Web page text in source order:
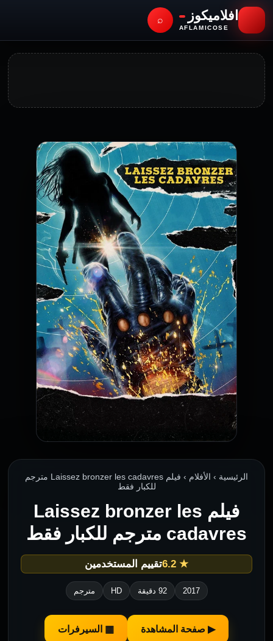
افلاميكوز
AFLAMICOSE
⌕
الرئيسية › الأفلام › فيلم Laissez bronzer les cadavres مترجم
للكبار فقط
فيلم Laissez bronzer les
cadavres مترجم للكبار فقط
★ 6.2 تقييم المستخدمين
2017 92 دقيقة HD مترجم
▶ صفحة المشاهدة ▦ السيرفرات